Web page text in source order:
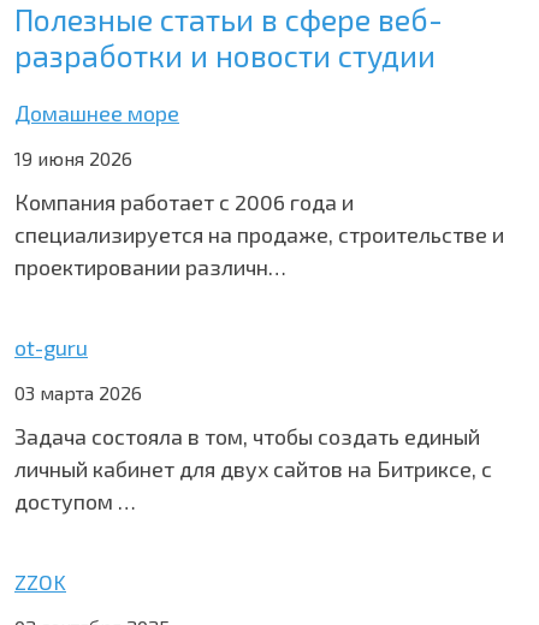
Полезные статьи в сфере веб-
разработки и новости студии
Домашнее море
19 июня 2026
Компания работает с 2006 года и
специализируется на продаже, строительстве и
проектировании различн…
ot-guru
03 марта 2026
Задача состояла в том, чтобы создать единый
личный кабинет для двух сайтов на Битриксе, с
доступом …
ZZOK